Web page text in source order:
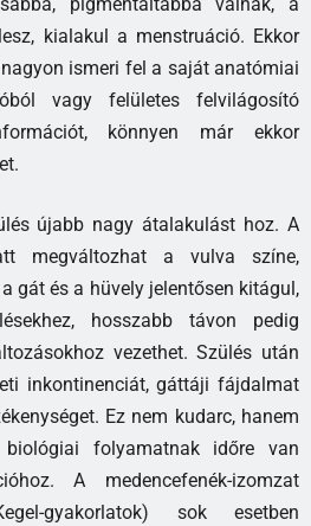
kialakul a menstruáció. Ekkor
ismeri fel a saját anatómiai
vagy felületes felvilágosító
könnyen már ekkor
újabb nagy átalakulást hoz. A
megváltozhat a vulva színe,
gát és a hüvely jelentősen kitágul,
hosszabb távon pedig
vezethet. Szülés után
inkontinenciát, gáttáji fájdalmat
Ez nem kudarc, hanem
folyamatnak időre van
A medencefenék-izomzat
gyakorlatok) sok esetben